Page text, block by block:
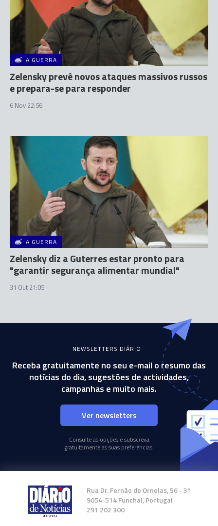
A GUERRA
Zelensky prevê novos ataques massivos russos
e prepara-se para responder
6 Nov 22:56
A GUERRA
Zelensky diz a Guterres estar pronto para
"garantir segurança alimentar mundial"
31 Out 21:05
NEWSLETTERS DIÁRIO
Receba gratuitamente no seu e-mail o resumo das
notícias do dia, sugestões de actividades,
campanhas e muito mais.
Ver newsletters
Consulte as opções e subscreva
gratuitamente as suas preferências.
Rua Dr. Fernão de Ornelas, 56 - 3º
9054-514 Funchal, Portugal
291 202 300